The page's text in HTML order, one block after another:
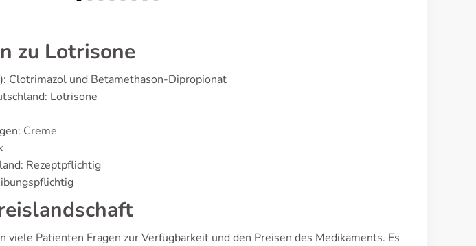
zu Lotrisone
Clotrimazol und Betamethason-Dipropionat
Lotrisone
Creme
Rezeptpflichtig
viele Patienten Fragen zur Verfügbarkeit und den Preisen des Medikaments. Es